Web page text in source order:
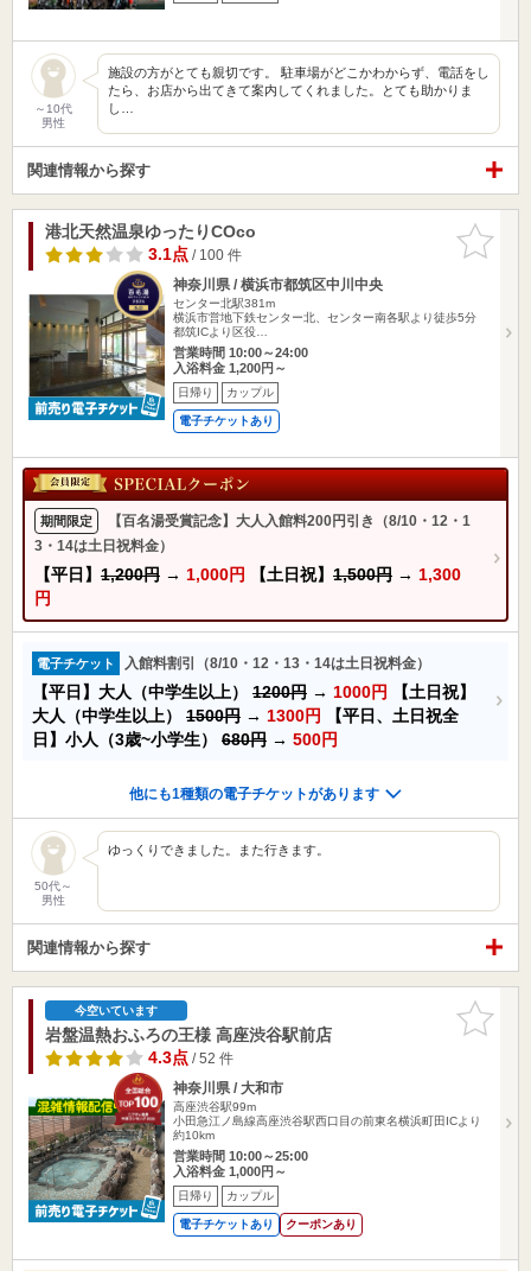
～10代
男性
施設の方がとても親切です。 駐車場がどこかわからず、電話をし
たら、お店から出てきて案内してくれました。とても助かりま
し…
関連情報から探す
お気に入
りに追加
港北天然温泉ゆったりCOco
3.1点/ 100 件
神奈川県 / 横浜市都筑区中川中央
センター北駅381m
横浜市営地下鉄センター北、センター南各駅より徒歩5分
都筑ICより区役…
営業時間 10:00～24:00
入浴料金 1,200円～
日帰り カップル
電子チケットあり
期間限定
【百名湯受賞記念】大人入館料200円引き（8/10・12・1
3・14は土日祝料金）
【平日】 1,200円 → 1,000円 【土日祝】 1,500円 → 1,300
円
電子チケット 入館料割引（8/10・12・13・14は土日祝料金）
【平日】大人（中学生以上） 1200円 → 1000円
【土日祝】
大人（中学生以上） 1500円 → 1300円
【平日、土日祝全
日】小人（3歳~小学生） 680円 → 500円
他にも1種類の電子チケットがあります
50代～
男性
ゆっくりできました。また行きます。
関連情報から探す
お気に入
りに追加
今空いています
岩盤温熱おふろの王様 高座渋谷駅前店
4.3点/ 52 件
神奈川県 / 大和市
高座渋谷駅99m
小田急江ノ島線高座渋谷駅西口目の前東名横浜町田ICより
約10km
営業時間 10:00～25:00
入浴料金 1,000円～
日帰り カップル
電子チケットあり クーポンあり